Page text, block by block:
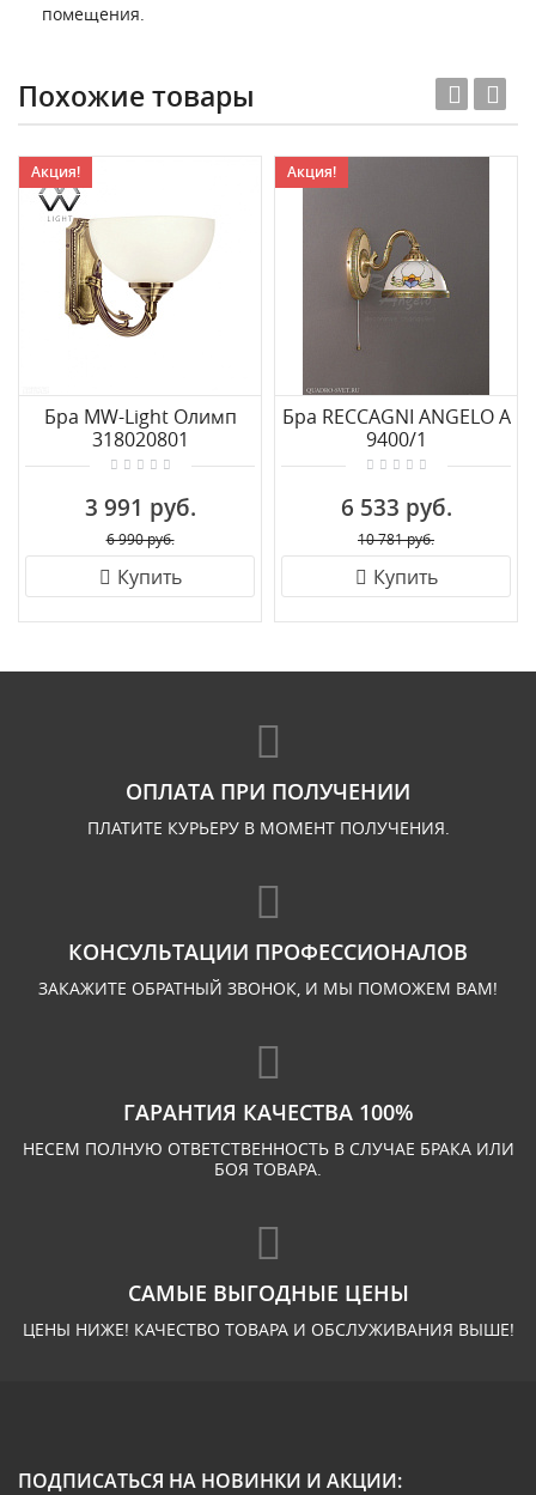
помещения.
Похожие товары
Акция!
Бра MW-Light Олимп
318020801
3 991 руб.
6 990 руб.
Купить
Акция!
Бра RECCAGNI ANGELO A
9400/1
6 533 руб.
10 781 руб.
Купить
ОПЛАТА ПРИ ПОЛУЧЕНИИ
ПЛАТИТЕ КУРЬЕРУ В МОМЕНТ ПОЛУЧЕНИЯ.
КОНСУЛЬТАЦИИ ПРОФЕССИОНАЛОВ
ЗАКАЖИТЕ ОБРАТНЫЙ ЗВОНОК, И МЫ ПОМОЖЕМ ВАМ!
ГАРАНТИЯ КАЧЕСТВА 100%
НЕСЕМ ПОЛНУЮ ОТВЕТСТВЕННОСТЬ В СЛУЧАЕ БРАКА ИЛИ
БОЯ ТОВАРА.
САМЫЕ ВЫГОДНЫЕ ЦЕНЫ
ЦЕНЫ НИЖЕ! КАЧЕСТВО ТОВАРА И ОБСЛУЖИВАНИЯ ВЫШЕ!
ПОДПИСАТЬСЯ НА НОВИНКИ И АКЦИИ: